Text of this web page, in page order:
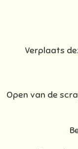
Verplaats
Open van de